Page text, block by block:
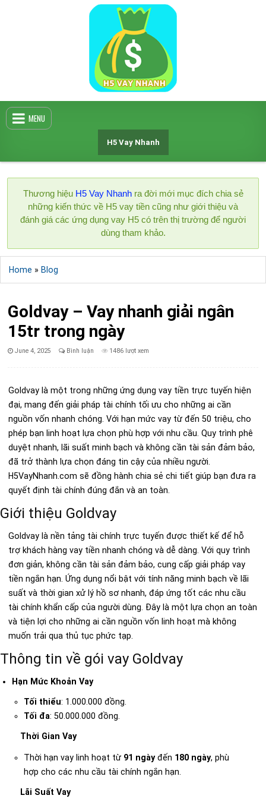
MENU
H5 Vay Nhanh
Thương hiệu H5 Vay Nhanhra đời mới mục đích chia sẻ
những kiến thức về H5 vay tiền cũng như giới thiệu và
đánh giá các ứng dụng vay H5 có trên thị trường để người
dùng tham khảo.
Home » Blog
Goldvay – Vay nhanh giải ngân
15tr trong ngày
Published
June 4, 2025 Bình luận 1486 lượt xem
Goldvay là một trong những ứng dụng vay tiền trực tuyến hiện
đại, mang đến giải pháp tài chính tối ưu cho những ai cần
nguồn vốn nhanh chóng. Với hạn mức vay từ đến 50 triệu, cho
phép bạn linh hoạt lựa chọn phù hợp với nhu cầu. Quy trình phê
duyệt nhanh, lãi suất minh bạch và không cần tài sản đảm bảo,
đã trở thành lựa chọn đáng tin cậy của nhiều người.
H5VayNhanh.com sẽ đồng hành chia sẻ chi tiết giúp bạn đưa ra
quyết định tài chính đúng đắn và an toàn.
Giới thiệu Goldvay
Goldvay là nền tảng tài chính trực tuyến được thiết kế để hỗ
trợ khách hàng vay tiền nhanh chóng và dễ dàng. Với quy trình
đơn giản, không cần tài sản đảm bảo, cung cấp giải pháp vay
tiền ngắn hạn. Ứng dụng nổi bật với tính năng minh bạch về lãi
suất và thời gian xử lý hồ sơ nhanh, đáp ứng tốt các nhu cầu
tài chính khẩn cấp của người dùng. Đây là một lựa chọn an toàn
và tiện lợi cho những ai cần nguồn vốn linh hoạt mà không
muốn trải qua thủ tục phức tạp.
Thông tin về gói vay Goldvay
Hạn Mức Khoản Vay
Tối thiểu: 1.000.000 đồng.
Tối đa: 50.000.000 đồng.
Thời Gian Vay
Thời hạn vay linh hoạt từ 91 ngàyđến 180 ngày, phù
hợp cho các nhu cầu tài chính ngắn hạn.
Lãi Suất Vay